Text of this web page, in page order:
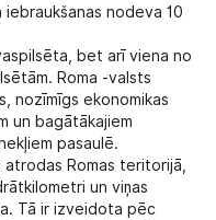
iebraukšanas nodeva 10
bet arī viena no
Roma -valsts
nozīmīgs ekonomikas
un bagātākajiem
pasaulē.
Romas teritorijā,
un viņas
Tā ir izveidota pēc